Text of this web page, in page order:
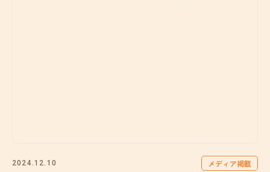
2024.12.10 メディア掲載